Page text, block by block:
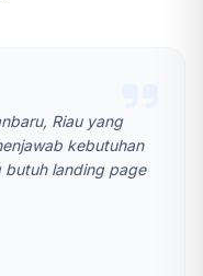
Riau yang
kebutuhan
butuh landing page